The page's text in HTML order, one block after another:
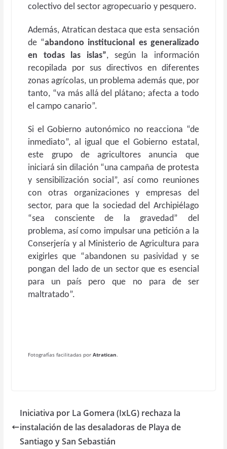
colectivo del sector agropecuario y pesquero.
Además, Atratican destaca que esta sensación
de “abandono institucional es generalizado
en todas las islas”, según la información
recopilada por sus directivos en diferentes
zonas agrícolas, un problema además que, por
tanto, “va más allá del plátano; afecta a todo
el campo canario”.
Si el Gobierno autonómico no reacciona “de
inmediato”, al igual que el Gobierno estatal,
este grupo de agricultores anuncia que
iniciará sin dilación “una campaña de protesta
y sensibilización social”, así como reuniones
con otras organizaciones y empresas del
sector, para que la sociedad del Archipiélago
“sea consciente de la gravedad” del
problema, así como impulsar una petición a la
Conserjería y al Ministerio de Agricultura para
exigirles que “abandonen su pasividad y se
pongan del lado de un sector que es esencial
para un país pero que no para de ser
maltratado”.
Fotografías facilitadas porAtratican.
Iniciativa por La Gomera (IxLG) rechaza la
instalación de las desaladoras de Playa de
Santiago y San Sebastián